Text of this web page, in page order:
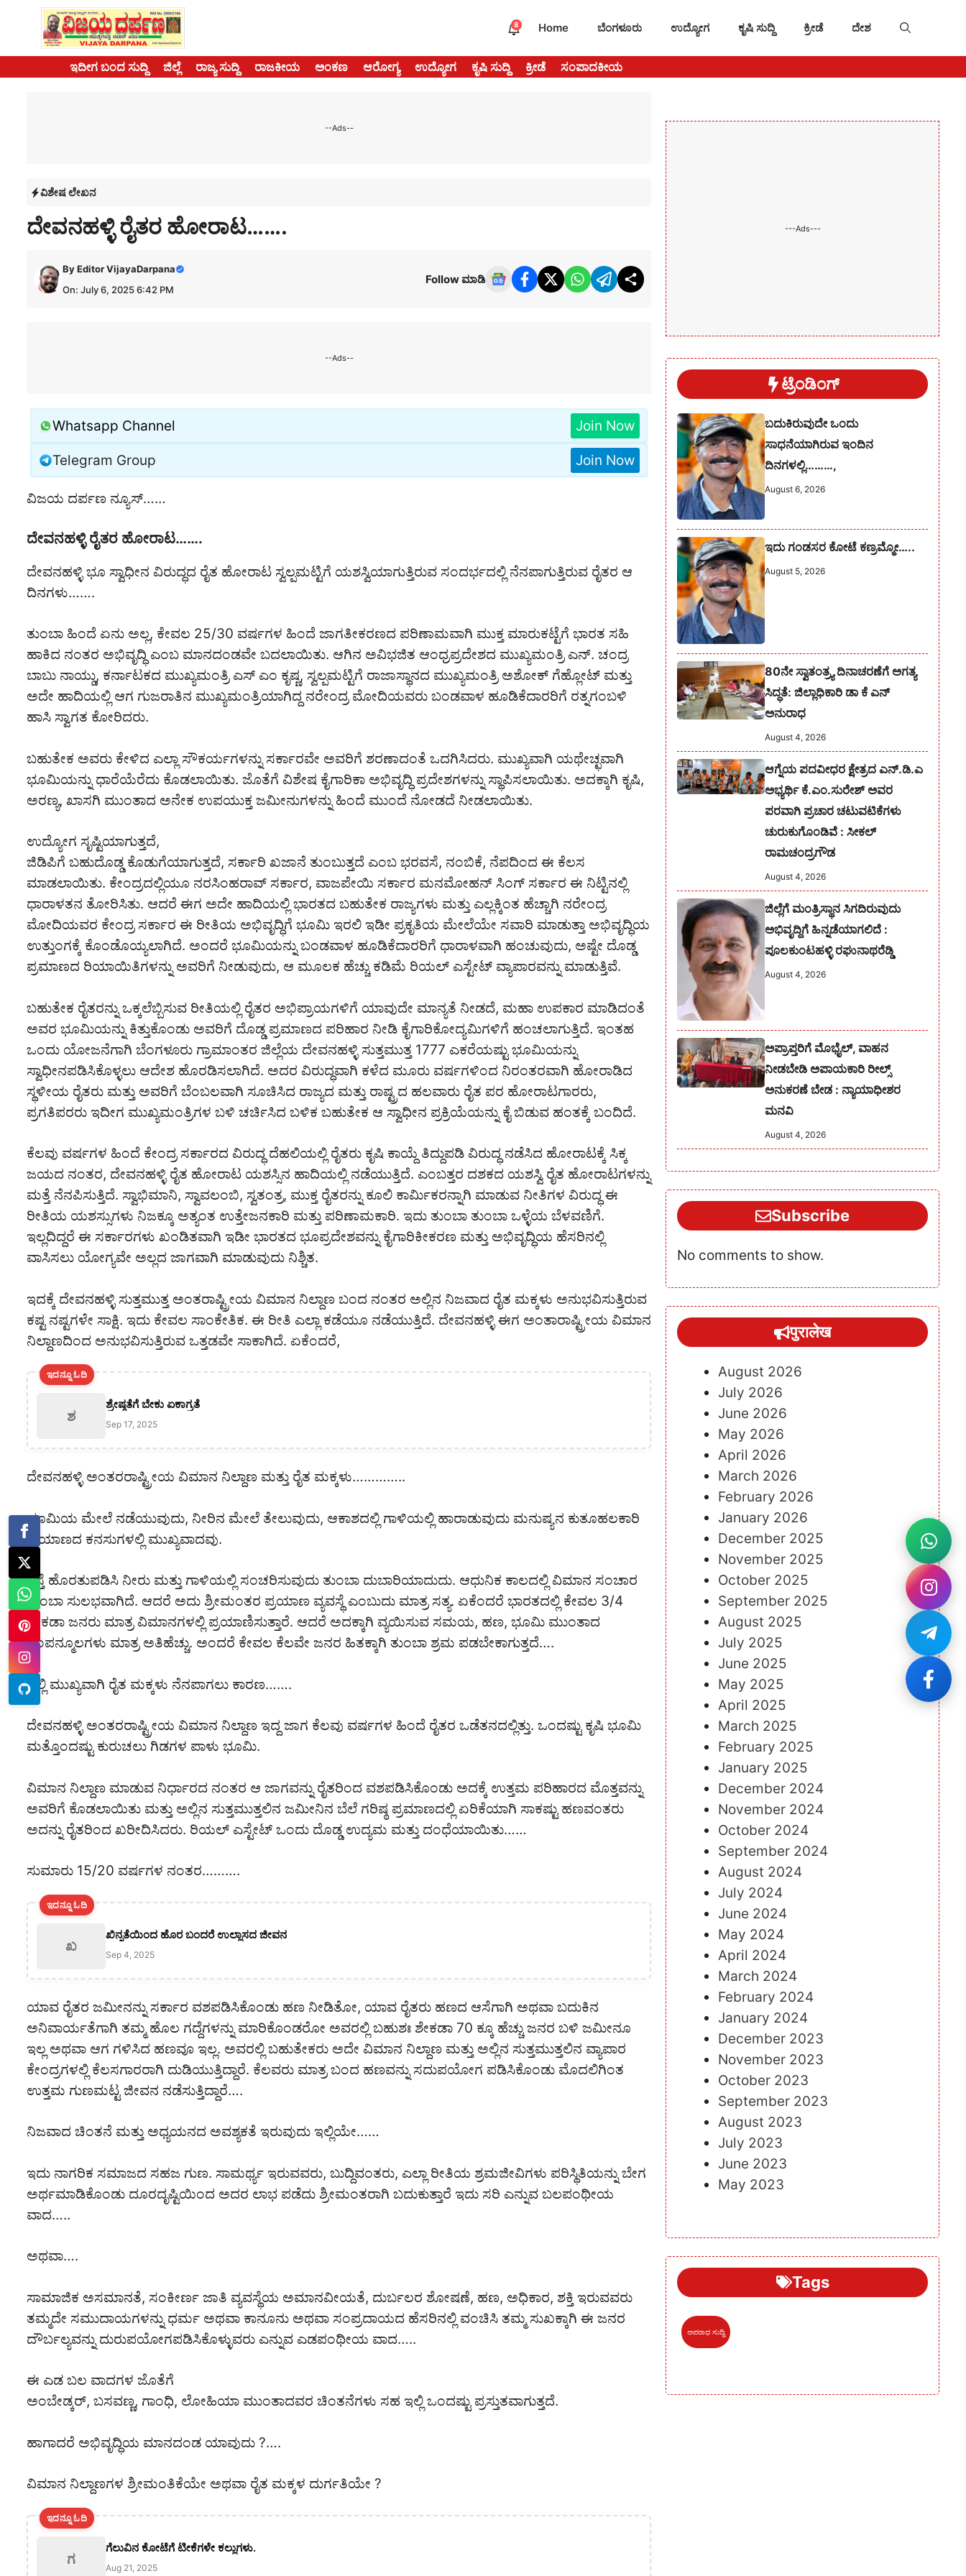
content
8 Home ಬೆಂಗಳೂರು ಉದ್ಯೋಗ ಕೃಷಿ ಸುದ್ದಿ ಕ್ರೀಡೆ ದೇಶ
ಇದೀಗ ಬಂದ ಸುದ್ದಿ ಜಿಲ್ಲೆ ರಾಜ್ಯ ಸುದ್ದಿ ರಾಜಕೀಯ ಅಂಕಣ ಆರೋಗ್ಯ ಉದ್ಯೋಗ ಕೃಷಿ ಸುದ್ದಿ ಕ್ರೀಡೆ ಸಂಪಾದಕೀಯ
--Ads--
ವಿಶೇಷ ಲೇಖನ
ದೇವನಹಳ್ಳಿ ರೈತರ ಹೋರಾಟ…….
ByEditor VijayaDarpana
On: July 6, 2025 6:42 PM
Follow ಮಾಡಿ
--Ads--
Whatsapp Channel Join Now
Telegram Group Join Now
ವಿಜಯ ದರ್ಪಣ ನ್ಯೂಸ್……
ದೇವನಹಳ್ಳಿ ರೈತರ ಹೋರಾಟ…….
ದೇವನಹಳ್ಳಿ ಭೂ ಸ್ವಾಧೀನ ವಿರುದ್ಧದ ರೈತ ಹೋರಾಟ ಸ್ವಲ್ಪಮಟ್ಟಿಗೆ ಯಶಸ್ವಿಯಾಗುತ್ತಿರುವ ಸಂದರ್ಭದಲ್ಲಿ ನೆನಪಾಗುತ್ತಿರುವ ರೈತರ ಆ
ದಿನಗಳು…….
ತುಂಬಾ ಹಿಂದೆ ಏನು ಅಲ್ಲ, ಕೇವಲ 25/30 ವರ್ಷಗಳ ಹಿಂದೆ ಜಾಗತೀಕರಣದ ಪರಿಣಾಮವಾಗಿ ಮುಕ್ತ ಮಾರುಕಟ್ಟೆಗೆ ಭಾರತ ಸಹಿ
ಹಾಕಿದ ನಂತರ ಅಭಿವೃದ್ಧಿ ಎಂಬ ಮಾನದಂಡವೇ ಬದಲಾಯಿತು. ಆಗಿನ ಅವಿಭಜಿತ ಆಂಧ್ರಪ್ರದೇಶದ ಮುಖ್ಯಮಂತ್ರಿ ಎನ್. ಚಂದ್ರ
ಬಾಬು ನಾಯ್ಡು, ಕರ್ನಾಟಕದ ಮುಖ್ಯಮಂತ್ರಿ ಎಸ್ ಎಂ ಕೃಷ್ಣ, ಸ್ವಲ್ಪಮಟ್ಟಿಗೆ ರಾಜಾಸ್ಥಾನದ ಮುಖ್ಯಮಂತ್ರಿ ಅಶೋಕ್ ಗೆಹ್ಲೋಟ್ ಮತ್ತು
ಅದೇ ಹಾದಿಯಲ್ಲಿ ಆಗ ಗುಜರಾತಿನ ಮುಖ್ಯಮಂತ್ರಿಯಾಗಿದ್ದ ನರೇಂದ್ರ ಮೋದಿಯವರು ಬಂಡವಾಳ ಹೂಡಿಕೆದಾರರಿಗೆ ರತ್ನಗಂಬಳಿ
ಹಾಸಿ ಸ್ವಾಗತ ಕೋರಿದರು.
ಬಹುತೇಕ ಅವರು ಕೇಳಿದ ಎಲ್ಲಾ ಸೌಕರ್ಯಗಳನ್ನು ಸರ್ಕಾರವೇ ಅವರಿಗೆ ಶರಣಾದಂತೆ ಒದಗಿಸಿದರು. ಮುಖ್ಯವಾಗಿ ಯಥೇಚ್ಛವಾಗಿ
ಭೂಮಿಯನ್ನು ಧಾರೆಯೆರೆದು ಕೊಡಲಾಯಿತು. ಜೊತೆಗೆ ವಿಶೇಷ ಕೈಗಾರಿಕಾ ಅಭಿವೃದ್ಧಿ ಪ್ರದೇಶಗಳನ್ನು ಸ್ಥಾಪಿಸಲಾಯಿತು. ಅದಕ್ಕಾಗಿ ಕೃಷಿ,
ಅರಣ್ಯ, ಖಾಸಗಿ ಮುಂತಾದ ಅನೇಕ ಉಪಯುಕ್ತ ಜಮೀನುಗಳನ್ನು ಹಿಂದೆ ಮುಂದೆ ನೋಡದೆ ನೀಡಲಾಯಿತು.
ಉದ್ಯೋಗ ಸೃಷ್ಟಿಯಾಗುತ್ತದೆ,
ಜಿಡಿಪಿಗೆ ಬಹುದೊಡ್ಡ ಕೊಡುಗೆಯಾಗುತ್ತದೆ, ಸರ್ಕಾರಿ ಖಜಾನೆ ತುಂಬುತ್ತದೆ ಎಂಬ ಭರವಸೆ, ನಂಬಿಕೆ, ನೆಪದಿಂದ ಈ ಕೆಲಸ
ಮಾಡಲಾಯಿತು. ಕೇಂದ್ರದಲ್ಲಿಯೂ ನರಸಿಂಹರಾವ್ ಸರ್ಕಾರ, ವಾಜಪೇಯಿ ಸರ್ಕಾರ ಮನಮೋಹನ್ ಸಿಂಗ್ ಸರ್ಕಾರ ಈ ನಿಟ್ಟಿನಲ್ಲಿ
ಧಾರಾಳತನ ತೋರಿಸಿತು. ಆದರೆ ಈಗ ಅದೇ ಹಾದಿಯಲ್ಲಿ ಭಾರತದ ಬಹುತೇಕ ರಾಜ್ಯಗಳು ಮತ್ತು ಎಲ್ಲಕ್ಕಿಂತ ಹೆಚ್ಚಾಗಿ ನರೇಂದ್ರ
ಮೋದಿಯವರ ಕೇಂದ್ರ ಸರ್ಕಾರ ಈ ರೀತಿಯ ಅಭಿವೃದ್ಧಿಗೆ ಭೂಮಿ ಇರಲಿ ಇಡೀ ಪ್ರಕೃತಿಯ ಮೇಲೆಯೇ ಸವಾರಿ ಮಾಡುತ್ತಾ ಅಭಿವೃದ್ಧಿಯ
ಉತ್ತುಂಗಕ್ಕೆ ಕೊಂಡೊಯ್ಯಲಾಗಿದೆ. ಅಂದರೆ ಭೂಮಿಯನ್ನು ಬಂಡವಾಳ ಹೂಡಿಕೆದಾರರಿಗೆ ಧಾರಾಳವಾಗಿ ಹಂಚುವುದು, ಅಷ್ಟೇ ದೊಡ್ಡ
ಪ್ರಮಾಣದ ರಿಯಾಯಿತಿಗಳನ್ನು ಅವರಿಗೆ ನೀಡುವುದು, ಆ ಮೂಲಕ ಹೆಚ್ಚು ಕಡಿಮೆ ರಿಯಲ್ ಎಸ್ಟೇಟ್ ವ್ಯಾಪಾರವನ್ನು ಮಾಡುತ್ತಿವೆ.
ಬಹುತೇಕ ರೈತರನ್ನು ಒಕ್ಕಲೆಬ್ಬಿಸುವ ರೀತಿಯಲ್ಲಿ ರೈತರ ಅಭಿಪ್ರಾಯಗಳಿಗೆ ಯಾವುದೇ ಮಾನ್ಯತೆ ನೀಡದೆ, ಮಹಾ ಉಪಕಾರ ಮಾಡಿದಂತೆ
ಅವರ ಭೂಮಿಯನ್ನು ಕಿತ್ತುಕೊಂಡು ಅವರಿಗೆ ದೊಡ್ಡ ಪ್ರಮಾಣದ ಪರಿಹಾರ ನೀಡಿ ಕೈಗಾರಿಕೋದ್ಯಮಿಗಳಿಗೆ ಹಂಚಲಾಗುತ್ತಿದೆ. ಇಂತಹ
ಒಂದು ಯೋಜನೆಗಾಗಿ ಬೆಂಗಳೂರು ಗ್ರಾಮಾಂತರ ಜಿಲ್ಲೆಯ ದೇವನಹಳ್ಳಿ ಸುತ್ತಮುತ್ತ 1777 ಎಕರೆಯಷ್ಟು ಭೂಮಿಯನ್ನು
ಸ್ವಾಧೀನಪಡಿಸಿಕೊಳ್ಳಲು ಆದೇಶ ಹೊರಡಿಸಲಾಗಿದೆ. ಅದರ ವಿರುದ್ಧವಾಗಿ ಕಳೆದ ಮೂರು ವರ್ಷಗಳಿಂದ ನಿರಂತರವಾಗಿ ಹೋರಾಡಿದ
ಸ್ಥಳೀಯ ರೈತರು ಮತ್ತು ಅವರಿಗೆ ಬೆಂಬಲವಾಗಿ ಸೂಚಿಸಿದ ರಾಜ್ಯದ ಮತ್ತು ರಾಷ್ಟ್ರದ ಹಲವಾರು ರೈತ ಪರ ಹೋರಾಟಗಾರರು,
ಪ್ರಗತಿಪರರು ಇದೀಗ ಮುಖ್ಯಮಂತ್ರಿಗಳ ಬಳಿ ಚರ್ಚಿಸಿದ ಬಳಿಕ ಬಹುತೇಕ ಆ ಸ್ವಾಧೀನ ಪ್ರಕ್ರಿಯೆಯನ್ನು ಕೈ ಬಿಡುವ ಹಂತಕ್ಕೆ ಬಂದಿದೆ.
ಕೆಲವು ವರ್ಷಗಳ ಹಿಂದೆ ಕೇಂದ್ರ ಸರ್ಕಾರದ ವಿರುದ್ಧ ದೆಹಲಿಯಲ್ಲಿ ರೈತರು ಕೃಷಿ ಕಾಯ್ದೆ ತಿದ್ದುಪಡಿ ವಿರುದ್ಧ ನಡೆಸಿದ ಹೋರಾಟಕ್ಕೆ ಸಿಕ್ಕ
ಜಯದ ನಂತರ, ದೇವನಹಳ್ಳಿ ರೈತ ಹೋರಾಟ ಯಶಸ್ಸಿನ ಹಾದಿಯಲ್ಲಿ ನಡೆಯುತ್ತಿದೆ. ಎಂಬತ್ತರ ದಶಕದ ಯಶಸ್ವಿ ರೈತ ಹೋರಾಟಗಳನ್ನು
ಮತ್ತೆ ನೆನಪಿಸುತ್ತಿದೆ. ಸ್ವಾಭಿಮಾನಿ, ಸ್ವಾವಲಂಬಿ, ಸ್ವತಂತ್ರ, ಮುಕ್ತ ರೈತರನ್ನು ಕೂಲಿ ಕಾರ್ಮಿಕರನ್ನಾಗಿ ಮಾಡುವ ನೀತಿಗಳ ವಿರುದ್ಧ ಈ
ರೀತಿಯ ಯಶಸ್ಸುಗಳು ನಿಜಕ್ಕೂ ಅತ್ಯಂತ ಉತ್ತೇಜನಕಾರಿ ಮತ್ತು ಪರಿಣಾಮಕಾರಿ. ಇದು ತುಂಬಾ ತುಂಬಾ ಒಳ್ಳೆಯ ಬೆಳವಣಿಗೆ.
ಇಲ್ಲದಿದ್ದರೆ ಈ ಸರ್ಕಾರಗಳು ಖಂಡಿತವಾಗಿ ಇಡೀ ಭಾರತದ ಭೂಪ್ರದೇಶವನ್ನು ಕೈಗಾರಿಕೀಕರಣ ಮತ್ತು ಅಭಿವೃದ್ಧಿಯ ಹೆಸರಿನಲ್ಲಿ
ವಾಸಿಸಲು ಯೋಗ್ಯವೇ ಅಲ್ಲದ ಜಾಗವಾಗಿ ಮಾಡುವುದು ನಿಶ್ಚಿತ.
ಇದಕ್ಕೆ ದೇವನಹಳ್ಳಿ ಸುತ್ತಮುತ್ತ ಅಂತರಾಷ್ಟ್ರೀಯ ವಿಮಾನ ನಿಲ್ದಾಣ ಬಂದ ನಂತರ ಅಲ್ಲಿನ ನಿಜವಾದ ರೈತ ಮಕ್ಕಳು ಅನುಭವಿಸುತ್ತಿರುವ
ಕಷ್ಟ ನಷ್ಟಗಳೇ ಸಾಕ್ಷಿ. ಇದು ಕೇವಲ ಸಾಂಕೇತಿಕ. ಈ ರೀತಿ ಎಲ್ಲಾ ಕಡೆಯೂ ನಡೆಯುತ್ತಿದೆ. ದೇವನಹಳ್ಳಿ ಈಗ ಅಂತಾರಾಷ್ಟ್ರೀಯ ವಿಮಾನ
ನಿಲ್ದಾಣದಿಂದ ಅನುಭವಿಸುತ್ತಿರುವ ಒತ್ತಡವೇ ಸಾಕಾಗಿದೆ. ಏಕೆಂದರೆ,
ಇದನ್ನೂ ಓದಿ
ಶ
ಶ್ರೇಷ್ಠತೆಗೆ ಬೇಕು ಏಕಾಗ್ರತೆ
Sep 17, 2025
ದೇವನಹಳ್ಳಿ ಅಂತರರಾಷ್ಟ್ರೀಯ ವಿಮಾನ ನಿಲ್ದಾಣ ಮತ್ತು ರೈತ ಮಕ್ಕಳು…………..
ಭೂಮಿಯ ಮೇಲೆ ನಡೆಯುವುದು, ನೀರಿನ ಮೇಲೆ ತೇಲುವುದು, ಆಕಾಶದಲ್ಲಿ ಗಾಳಿಯಲ್ಲಿ ಹಾರಾಡುವುದು ಮನುಷ್ಯನ ಕುತೂಹಲಕಾರಿ
ಪ್ರಯಾಣದ ಕನಸುಗಳಲ್ಲಿ ಮುಖ್ಯವಾದವು.
ರಸ್ತೆ ಹೊರತುಪಡಿಸಿ ನೀರು ಮತ್ತು ಗಾಳಿಯಲ್ಲಿ ಸಂಚರಿಸುವುದು ತುಂಬಾ ದುಬಾರಿಯಾದುದು. ಆಧುನಿಕ ಕಾಲದಲ್ಲಿ ವಿಮಾನ ಸಂಚಾರ
ತುಂಬಾ ಸುಲಭವಾಗಿದೆ. ಆದರೆ ಅದು ಶ್ರೀಮಂತರ ಪ್ರಯಾಣ ವ್ಯವಸ್ಥೆ ಎಂಬುದು ಮಾತ್ರ ಸತ್ಯ. ಏಕೆಂದರೆ ಭಾರತದಲ್ಲಿ ಕೇವಲ ‌3/4
ಶೇಕಡಾ ಜನರು ಮಾತ್ರ ವಿಮಾನಗಳಲ್ಲಿ ಪ್ರಯಾಣಿಸುತ್ತಾರೆ. ಆದರೆ ಅದಕ್ಕಾಗಿ ವ್ಯಯಿಸುವ ಸಮಯ, ಹಣ, ಭೂಮಿ ಮುಂತಾದ
ಸಂಪನ್ಮೂಲಗಳು ಮಾತ್ರ ಅತಿಹೆಚ್ಚು. ಅಂದರೆ ಕೇವಲ ಕೆಲವೇ ಜನರ ಹಿತಕ್ಕಾಗಿ ತುಂಬಾ ಶ್ರಮ ಪಡಬೇಕಾಗುತ್ತದೆ….
ಇಲ್ಲಿ ಮುಖ್ಯವಾಗಿ ರೈತ ಮಕ್ಕಳು ನೆನಪಾಗಲು ಕಾರಣ…….
ದೇವನಹಳ್ಳಿ ಅಂತರರಾಷ್ಟ್ರೀಯ ವಿಮಾನ ನಿಲ್ದಾಣ ಇದ್ದ ಜಾಗ ಕೆಲವು ವರ್ಷಗಳ ಹಿಂದೆ ರೈತರ ಒಡೆತನದಲ್ಲಿತ್ತು. ಒಂದಷ್ಟು ಕೃಷಿ ಭೂಮಿ
ಮತ್ತೊಂದಷ್ಟು ಕುರುಚಲು ಗಿಡಗಳ ಪಾಳು ಭೂಮಿ.
ವಿಮಾನ ನಿಲ್ದಾಣ ಮಾಡುವ ನಿರ್ಧಾರದ ನಂತರ ಆ ಜಾಗವನ್ನು ರೈತರಿಂದ ವಶಪಡಿಸಿಕೊಂಡು ಅದಕ್ಕೆ ಉತ್ತಮ ಪರಿಹಾರದ ಮೊತ್ತವನ್ನು
ಅವರಿಗೆ ಕೊಡಲಾಯಿತು ಮತ್ತು ಅಲ್ಲಿನ ಸುತ್ತಮುತ್ತಲಿನ ಜಮೀನಿನ ಬೆಲೆ ಗರಿಷ್ಠ ಪ್ರಮಾಣದಲ್ಲಿ ಏರಿಕೆಯಾಗಿ ಸಾಕಷ್ಟು ಹಣವಂತರು
ಅದನ್ನು ರೈತರಿಂದ ಖರೀದಿಸಿದರು. ರಿಯಲ್ ಎಸ್ಟೇಟ್ ಒಂದು ದೊಡ್ಡ ಉದ್ಯಮ ಮತ್ತು ದಂಧೆಯಾಯಿತು……
ಸುಮಾರು ‌15/20 ವರ್ಷಗಳ ನಂತರ……….
ಇದನ್ನೂ ಓದಿ
ಖ
ಖಿನ್ನತೆಯಿಂದ ಹೊರ ಬಂದರೆ ಉಲ್ಲಾಸದ ಜೀವನ
Sep 4, 2025
ಯಾವ ರೈತರ ಜಮೀನನ್ನು ಸರ್ಕಾರ ವಶಪಡಿಸಿಕೊಂಡು ಹಣ ನೀಡಿತೋ, ಯಾವ ರೈತರು ಹಣದ ಆಸೆಗಾಗಿ ಅಥವಾ ಬದುಕಿನ
ಅನಿವಾರ್ಯತೆಗಾಗಿ ತಮ್ಮ ಹೊಲ ಗದ್ದೆಗಳನ್ನು ಮಾರಿಕೊಂಡರೋ ಅವರಲ್ಲಿ ಬಹುಶಃ ಶೇಕಡಾ 70 ಕ್ಕೂ ಹೆಚ್ಚು ಜನರ ಬಳಿ ಜಮೀನೂ
ಇಲ್ಲ ಅಥವಾ ಆಗ ಗಳಿಸಿದ ಹಣವೂ ಇಲ್ಲ. ಅವರಲ್ಲಿ ಬಹುತೇಕರು ಅದೇ ವಿಮಾನ ನಿಲ್ದಾಣ ಮತ್ತು ಅಲ್ಲಿನ ಸುತ್ತಮುತ್ತಲಿನ ವ್ಯಾಪಾರ
ಕೇಂದ್ರಗಳಲ್ಲಿ ಕೆಲಸಗಾರರಾಗಿ ದುಡಿಯುತ್ತಿದ್ದಾರೆ. ಕೆಲವರು ಮಾತ್ರ ಬಂದ ಹಣವನ್ನು ಸದುಪಯೋಗ ಪಡಿಸಿಕೊಂಡು ಮೊದಲಿಗಿಂತ
ಉತ್ತಮ ಗುಣಮಟ್ಟ ಜೀವನ ನಡೆಸುತ್ತಿದ್ದಾರೆ….
ನಿಜವಾದ ಚಿಂತನೆ ಮತ್ತು ಅಧ್ಯಯನದ ಅವಶ್ಯಕತೆ ಇರುವುದು ಇಲ್ಲಿಯೇ……
ಇದು ನಾಗರಿಕ ಸಮಾಜದ ಸಹಜ ಗುಣ. ಸಾಮರ್ಥ್ಯ ಇರುವವರು, ಬುದ್ದಿವಂತರು, ಎಲ್ಲಾ ರೀತಿಯ ಶ್ರಮಜೀವಿಗಳು ಪರಿಸ್ಥಿತಿಯನ್ನು ಬೇಗ
ಅರ್ಥಮಾಡಿಕೊಂಡು ದೂರದೃಷ್ಟಿಯಿಂದ ಅದರ ಲಾಭ ಪಡೆದು ಶ್ರೀಮಂತರಾಗಿ ಬದುಕುತ್ತಾರೆ ಇದು ಸರಿ ಎನ್ನುವ ಬಲಪಂಥೀಯ
ವಾದ…..
ಅಥವಾ….
ಸಾಮಾಜಿಕ ಅಸಮಾನತೆ, ಸಂಕೀರ್ಣ ಜಾತಿ ವ್ಯವಸ್ಥೆಯ ಅಮಾನವೀಯತೆ, ದುರ್ಬಲರ ಶೋಷಣೆ, ಹಣ, ಅಧಿಕಾರ, ಶಕ್ತಿ ಇರುವವರು
ತಮ್ಮದೇ ಸಮುದಾಯಗಳನ್ನು ಧರ್ಮ ಅಥವಾ ಕಾನೂನು ಅಥವಾ ಸಂಪ್ರದಾಯದ ಹೆಸರಿನಲ್ಲಿ ವಂಚಿಸಿ ತಮ್ಮ ಸುಖಕ್ಕಾಗಿ ಈ ಜನರ
ದೌರ್ಬಲ್ಯವನ್ನು ದುರುಪಯೋಗಪಡಿಸಿಕೊಳ್ಳುವರು ಎನ್ನುವ ಎಡಪಂಥೀಯ ವಾದ…..
ಈ ಎಡ ಬಲ ವಾದಗಳ ಜೊತೆಗೆ
ಅಂಬೇಡ್ಕರ್, ಬಸವಣ್ಣ, ಗಾಂಧಿ, ಲೋಹಿಯಾ ಮುಂತಾದವರ ಚಿಂತನೆಗಳು ಸಹ ಇಲ್ಲಿ ಒಂದಷ್ಟು ಪ್ರಸ್ತುತವಾಗುತ್ತದೆ.
ಹಾಗಾದರೆ ಅಭಿವೃದ್ಧಿಯ ಮಾನದಂಡ ಯಾವುದು ?….
ವಿಮಾನ ನಿಲ್ದಾಣಗಳ ಶ್ರೀಮಂತಿಕೆಯೇ ಅಥವಾ ರೈತ ಮಕ್ಕಳ ದುರ್ಗತಿಯೇ ?
ಇದನ್ನೂ ಓದಿ
ಗ
ಗೆಲುವಿನ ಕೋಟೆಗೆ ಟೀಕೆಗಳೇ ಕಲ್ಲುಗಳು.
Aug 21, 2025
---Ads---
ಟ್ರೆಂಡಿಂಗ್
ಬದುಕಿರುವುದೇ ಒಂದು
ಸಾಧನೆಯಾಗಿರುವ ಇಂದಿನ
ದಿನಗಳಲ್ಲಿ………,
August 6, 2026
ಇದು ಗಂಡಸರ ಕೋಟೆ ಕಣ್ರಮ್ಮೋ…..
August 5, 2026
80ನೇ ಸ್ವಾತಂತ್ರ್ಯ ದಿನಾಚರಣೆಗೆ ಅಗತ್ಯ
ಸಿದ್ಧತೆ: ಜಿಲ್ಲಾಧಿಕಾರಿ ಡಾ ಕೆ ಎನ್
ಅನುರಾಧ
August 4, 2026
ಆಗ್ನೆಯ ಪದವೀಧರ ಕ್ಷೇತ್ರದ ಎನ್.ಡಿ.ಎ
ಅಭ್ಯರ್ಥಿ ಕೆ.ಎಂ.ಸುರೇಶ್‌ ಅವರ
ಪರವಾಗಿ ಪ್ರಚಾರ ಚಟುವಟಿಕೆಗಳು
ಚುರುಕುಗೊಂಡಿವೆ : ಸೀಕಲ್
ರಾಮಚಂದ್ರಗೌಡ
August 4, 2026
ಜಿಲ್ಲೆಗೆ ಮಂತ್ರಿಸ್ಥಾನ ಸಿಗದಿರುವುದು
ಅಭಿವೃದ್ದಿಗೆ ಹಿನ್ನಡೆಯಾಗಲಿದೆ :
ಪೂಲಕುಂಟಹಳ್ಳಿ ರಘುನಾಥರೆಡ್ಡಿ
August 4, 2026
ಅಪ್ರಾಪ್ತರಿಗೆ ಮೊಭೈಲ್, ವಾಹನ
ನೀಡಬೇಡಿ ಅಪಾಯಕಾರಿ ರೀಲ್ಸ್
ಅನುಕರಣೆ ಬೇಡ : ನ್ಯಾಯಾಧೀಶರ
ಮನವಿ
August 4, 2026
Subscribe
No comments to show.
पुरालेख
August 2026
July 2026
June 2026
May 2026
April 2026
March 2026
February 2026
January 2026
December 2025
November 2025
October 2025
September 2025
August 2025
July 2025
June 2025
May 2025
April 2025
March 2025
February 2025
January 2025
December 2024
November 2024
October 2024
September 2024
August 2024
July 2024
June 2024
May 2024
April 2024
March 2024
February 2024
January 2024
December 2023
November 2023
October 2023
September 2023
August 2023
July 2023
June 2023
May 2023
Tags
ಅಪರಾಧ ಸುದ್ದಿ